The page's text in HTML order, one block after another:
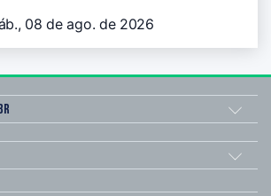
08 de ago. de 2026